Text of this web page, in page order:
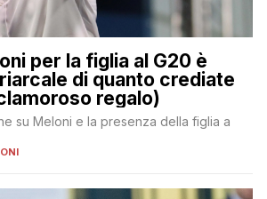
per la figlia al G20 è
di quanto crediate
regalo)
su Meloni e la presenza della figlia a